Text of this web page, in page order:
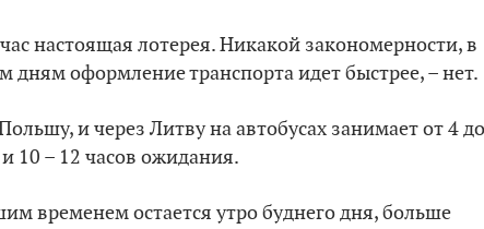
настоящая лотерея. Никакой закономерности, в
оформление транспорта идет быстрее, – нет.
и через Литву на автобусах занимает от 4 до
10 – 12 часов ожидания.
временем остается утро буднего дня, больше